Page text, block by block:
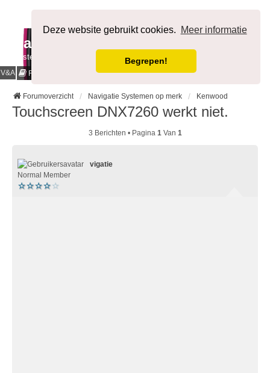
Deze website gebruikt cookies. Meer informatie
Begrepen!
NavigatieForum
Bestemming bereikt.
V&A Regels
Forumoverzicht Navigatie Systemen op merk Kenwood
Touchscreen DNX7260 werkt niet.
3 Berichten • Pagina 1Van 1
vigatie
Normal Member